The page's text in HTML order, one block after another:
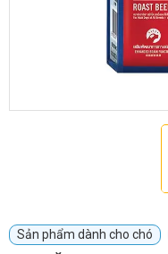
mèo
Sản phẩm dành cho chó